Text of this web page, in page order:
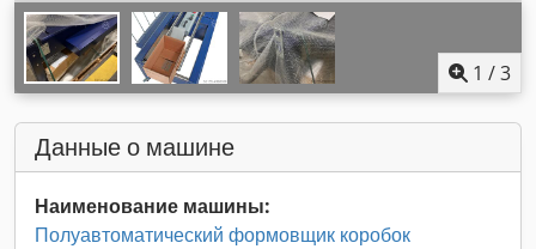
1 /3
Данные о машине
Наименование машины:
Полуавтоматический формовщик коробок